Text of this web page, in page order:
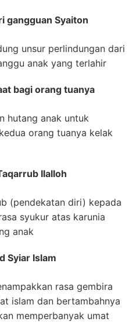
gangguan Syaiton
unsur perlindungan dari
anak yang terlahir
bagi orang tuanya
hutang anak untuk
orang tuanya kelak
Ilalloh
(pendekatan diri) kepada
syukur atas karunia
anak
Syiar Islam
rasa gembira
islam dan bertambahnya
memperbanyak umat